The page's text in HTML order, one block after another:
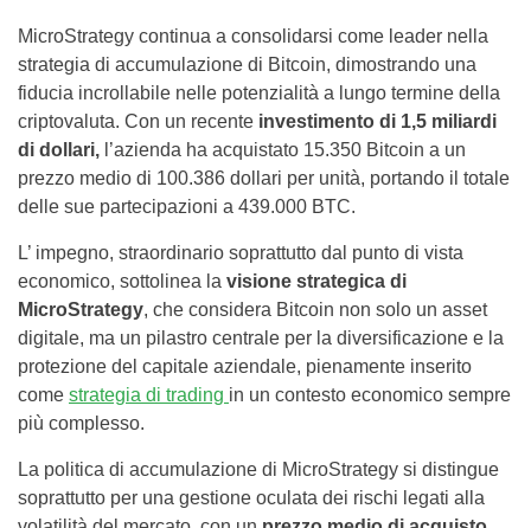
MicroStrategy continua a consolidarsi come leader nella
strategia di accumulazione di Bitcoin, dimostrando una
fiducia incrollabile nelle potenzialità a lungo termine della
criptovaluta. Con un recente investimento di 1,5 miliardi
di dollari, l’azienda ha acquistato 15.350 Bitcoin a un
prezzo medio di 100.386 dollari per unità, portando il totale
delle sue partecipazioni a 439.000 BTC.
L’ impegno, straordinario soprattutto dal punto di vista
economico, sottolinea la visione strategica di
MicroStrategy, che considera Bitcoin non solo un asset
digitale, ma un pilastro centrale per la diversificazione e la
protezione del capitale aziendale, pienamente inserito
come strategia di trading in un contesto economico sempre
più complesso.
La politica di accumulazione di MicroStrategy si distingue
soprattutto per una gestione oculata dei rischi legati alla